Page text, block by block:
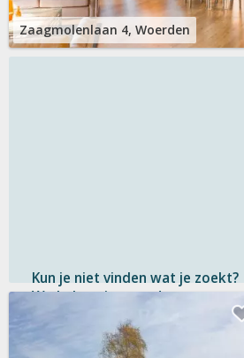
Zaagmolenlaan 4, Woerden
Kun je niet vinden wat je zoekt?
We helpen je graag!
en vrijblijvend